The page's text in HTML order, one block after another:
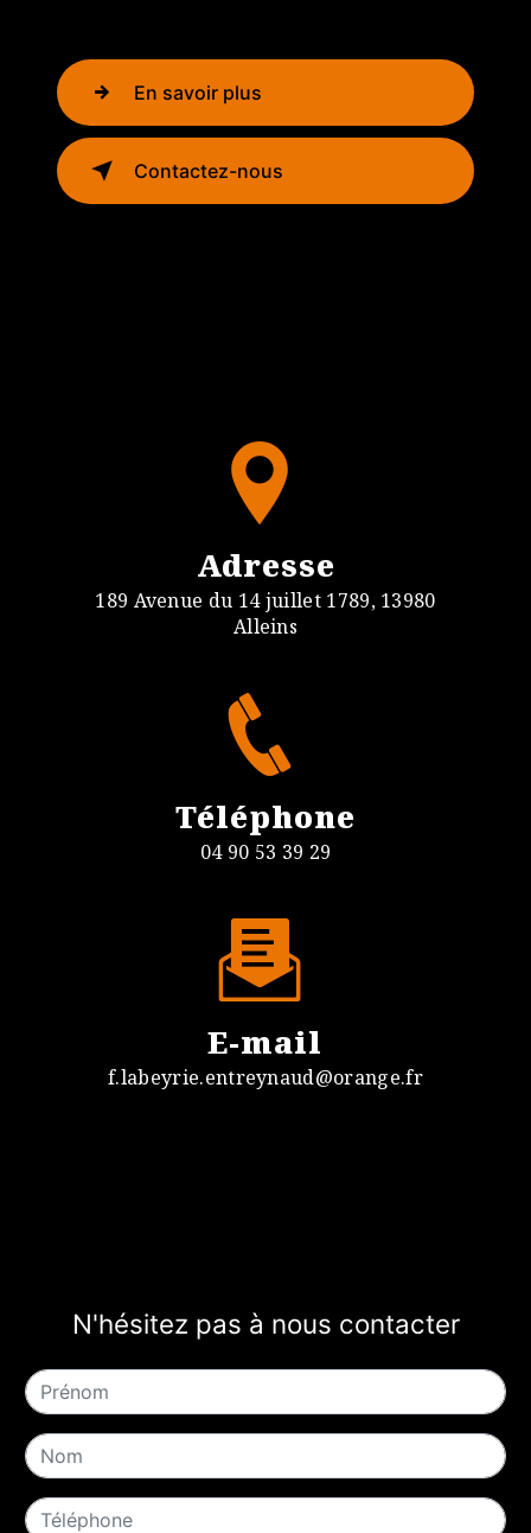
En savoir plus
Contactez-nous
Adresse
189 Avenue du 14 juillet 1789, 13980
Alleins
Téléphone
04 90 53 39 29
E-mail
f.labeyrie.entreynaud@orange.fr
N'hésitez pas à nous contacter